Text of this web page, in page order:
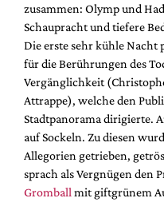
zusammen: Olymp und
Schaupracht und tiefere
Die erste sehr kühle Nacht
für die Berührungen des
Vergänglichkeit
Attrappe), welche den
Stadtpanorama dirigierte.
auf Sockeln. Zu diesen
Allegorien getrieben,
sprach als Vergnügen den
Gromball mit giftgrünem